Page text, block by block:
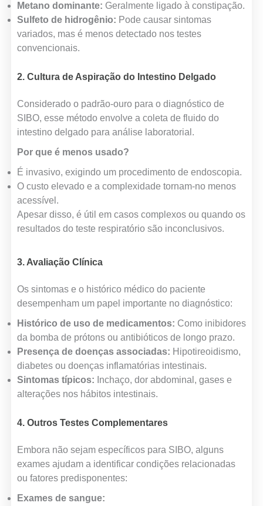
Metano dominante: Geralmente ligado à constipação.
Sulfeto de hidrogênio: Pode causar sintomas
variados, mas é menos detectado nos testes
convencionais.
2. Cultura de Aspiração do Intestino Delgado
Considerado o padrão-ouro para o diagnóstico de
SIBO, esse método envolve a coleta de fluido do
intestino delgado para análise laboratorial.
Por que é menos usado?
É invasivo, exigindo um procedimento de endoscopia.
O custo elevado e a complexidade tornam-no menos
acessível.
Apesar disso, é útil em casos complexos ou quando os
resultados do teste respiratório são inconclusivos.
3. Avaliação Clínica
Os sintomas e o histórico médico do paciente
desempenham um papel importante no diagnóstico:
Histórico de uso de medicamentos: Como inibidores
da bomba de prótons ou antibióticos de longo prazo.
Presença de doenças associadas: Hipotireoidismo,
diabetes ou doenças inflamatórias intestinais.
Sintomas típicos: Inchaço, dor abdominal, gases e
alterações nos hábitos intestinais.
4. Outros Testes Complementares
Embora não sejam específicos para SIBO, alguns
exames ajudam a identificar condições relacionadas
ou fatores predisponentes:
Exames de sangue: